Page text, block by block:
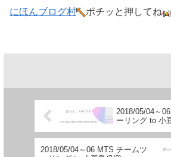
にほんブログ村 ポチッと押してね
2018/05/04～
ーリング to 小
2018/05/04～06 MTS チームツ